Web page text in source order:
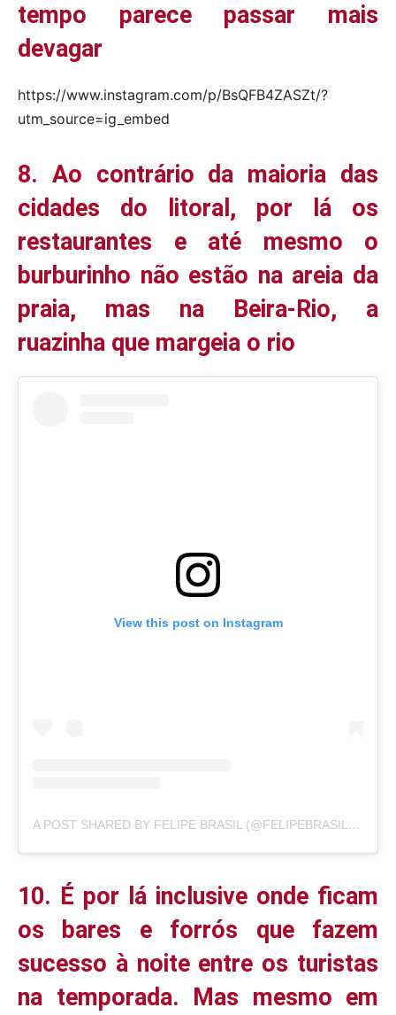
tempo parece passar mais
devagar
https://www.instagram.com/p/BsQFB4ZASZt/?
utm_source=ig_embed
8. Ao contrário da maioria das
cidades do litoral, por lá os
restaurantes e até mesmo o
burburinho não estão na areia da
praia, mas na Beira-Rio, a
ruazinha que margeia o rio
View this post on Instagram
A POST SHARED BY FELIPE BRASIL (@FELIPEBRASIL.BR)
10. É por lá inclusive onde ficam
os bares e forrós que fazem
sucesso à noite entre os turistas
na temporada. Mas mesmo em